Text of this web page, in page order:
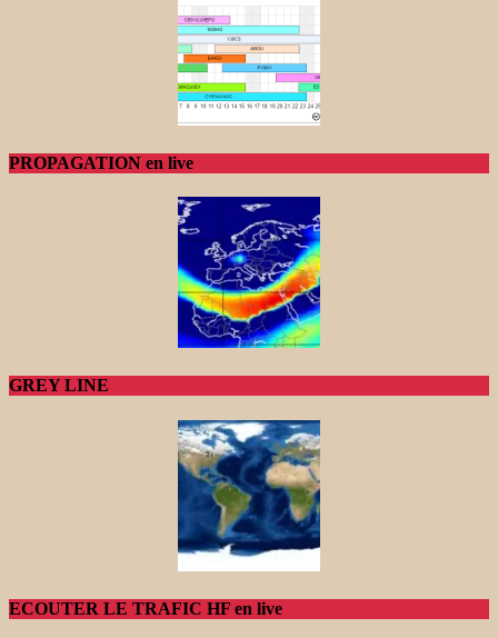
PROPAGATION en live
GREY LINE
ECOUTER LE TRAFIC HF en live